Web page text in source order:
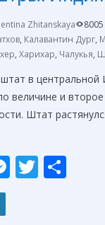
Zhitanskaya
, Калавантин Дург,
, Харихар, Чалукья,
в центральной
величине и
Штат
M T